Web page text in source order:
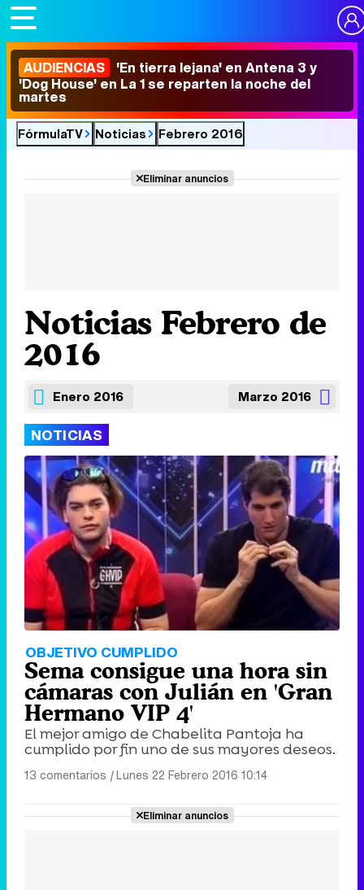
AUDIENCIAS 'En tierra lejana' en Antena 3 y
'Dog House' en La 1 se reparten la noche del
martes
FórmulaTV Noticias Febrero 2016
Eliminar anuncios
Noticias Febrero de
2016
Enero 2016 Marzo 2016
NOTICIAS
OBJETIVO CUMPLIDO
Sema consigue una hora sin
cámaras con Julián en 'Gran
Hermano VIP 4'
El mejor amigo de Chabelita Pantoja ha
cumplido por fin uno de sus mayores deseos.
13 comentarios |Lunes 22 Febrero 2016 10:14
Eliminar anuncios